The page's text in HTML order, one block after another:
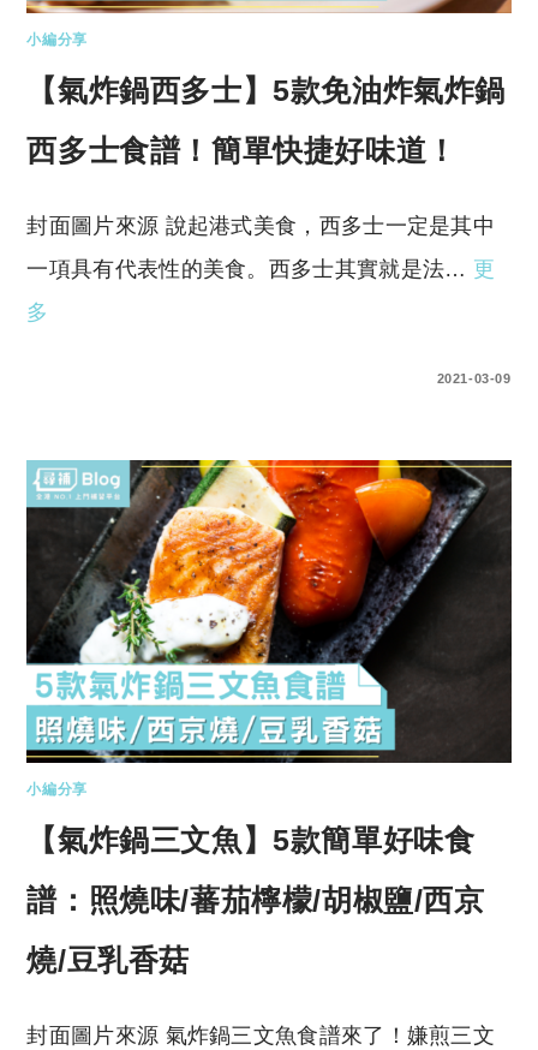
小編分享
【氣炸鍋西多士】5款免油炸氣炸鍋
西多士食譜！簡單快捷好味道！
封面圖片來源 說起港式美食，西多士一定是其中
一項具有代表性的美食。西多士其實就是法… 更
多
2021-03-09
小編分享
【氣炸鍋三文魚】5款簡單好味食
譜：照燒味/蕃茄檸檬/胡椒鹽/西京
燒/豆乳香菇
封面圖片來源 氣炸鍋三文魚食譜來了！嫌煎三文